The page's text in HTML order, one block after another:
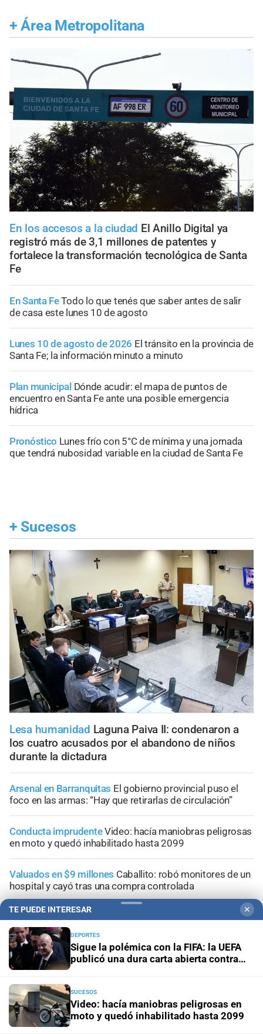
+ Área Metropolitana
En los accesos a la ciudad El Anillo Digital ya
registró más de 3,1 millones de patentes y
fortalece la transformación tecnológica de Santa
Fe
En Santa FeTodo lo que tenés que saber antes de salir
de casa este lunes 10 de agosto
Lunes 10 de agosto de 2026 El tránsito en la provincia de
Santa Fe; la información minuto a minuto
Plan municipal Dónde acudir: el mapa de puntos de
encuentro en Santa Fe ante una posible emergencia
hídrica
Pronóstico Lunes frío con 5°C de mínima y una jornada
que tendrá nubosidad variable en la ciudad de Santa Fe
+ Sucesos
Lesa humanidad Laguna Paiva II: condenaron a
los cuatro acusados por el abandono de niños
durante la dictadura
Arsenal en Barranquitas El gobierno provincial puso el
foco en las armas: “Hay que retirarlas de circulación”
Conducta imprudenteVideo: hacía maniobras peligrosas
en moto y quedó inhabilitado hasta 2099
Valuados en $9 millones Caballito: robó monitores de un
hospital y cayó tras una compra controlada
Ocho años despuésEste lunes comienza el juicio a Pity
Álvarez: de qué se lo acusa
+Información General
TE PUEDE INTERESAR ✕
DEPORTES
Sigue la polémica con la FIFA: la UEFA
publicó una dura carta abierta contra
SUCESOS
Video: hacía maniobras peligrosas en
moto y quedó inhabilitado hasta 2099